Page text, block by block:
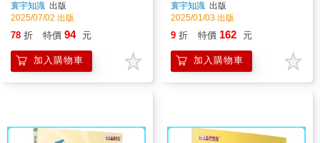
寰宇知識 出版
2025/07/02 出版
78 折 特價 94 元
加入購物車
寰宇知識 出版
2025/01/03 出版
9 折 特價 162 元
加入購物車